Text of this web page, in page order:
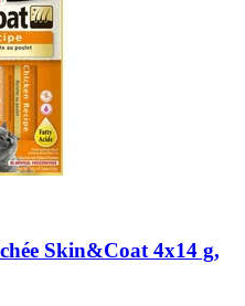
Skin&Coat 4x14 g,